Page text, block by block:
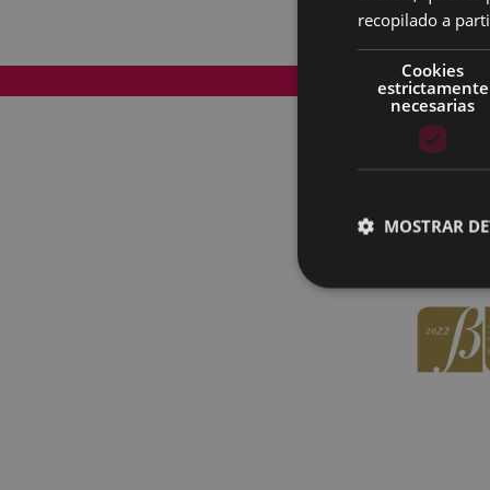
Mapa del Sitio
recopilado a
Cookies
estrictamente
necesarias
MOSTRAR